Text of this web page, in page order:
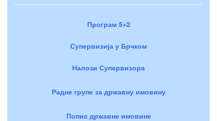
Програм 5+2
Супервизија у Брчком
Налози Супервизора
Радне групе за државну имовину
Попис државне имовине